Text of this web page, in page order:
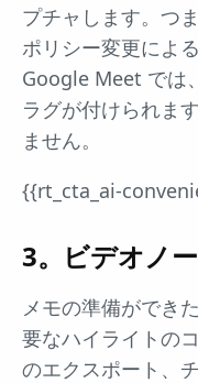
プチャします。つ
ポリシー変更によ
Google Meet では
ラグが付けられま
ません。
{{rt_cta_ai-
3。ビデオノ
メモの準備ができ
要なハイライトの
のエクスポート、